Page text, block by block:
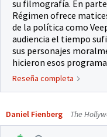
su filmografía. En
Régimen ofrece
de la política como
audiencia el tiempo
sus personajes
hicieron esos
Reseña completa
Daniel Fienberg The